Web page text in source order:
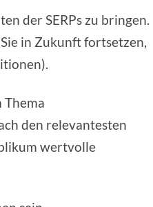
der SERPs zu bringen.
in Zukunft fortsetzen,
Thema
den relevantesten
wertvolle